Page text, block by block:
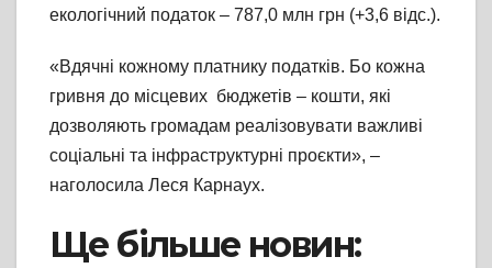
екологічний податок – 787,0 млн грн (+3,6 відс.).
«Вдячні кожному платнику податків. Бо кожна
гривня до місцевих бюджетів – кошти, які
дозволяють громадам реалізовувати важливі
соціальні та інфраструктурні проєкти», –
наголосила Леся Карнаух.
Ще більше новин: